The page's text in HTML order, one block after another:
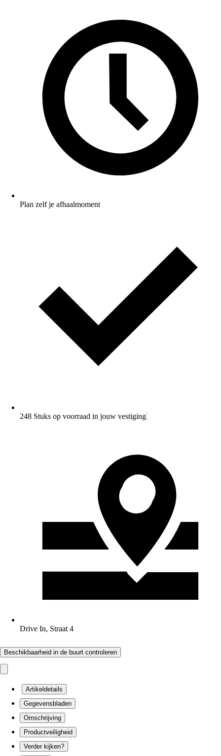
Plan zelf je afhaalmoment
248 Stuks op voorraad in jouw vestiging
Drive In, Straat 4
Beschikbaarheid in de buurt controleren
Artikeldetails
Gegevensbladen
Omschrijving
Productveiligheid
Verder kijken?